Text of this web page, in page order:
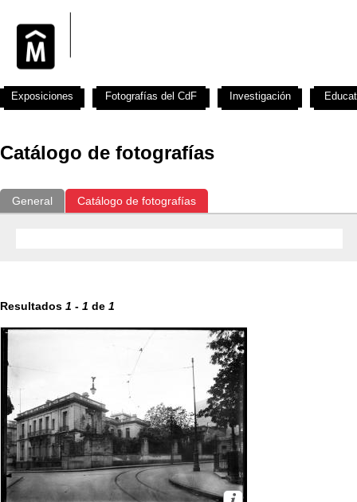
Catálogo de fotografías
General Catálogo de fotografías
Resultados 1 - 1 de 1
Exposiciones Fotografías del CdF Investigación